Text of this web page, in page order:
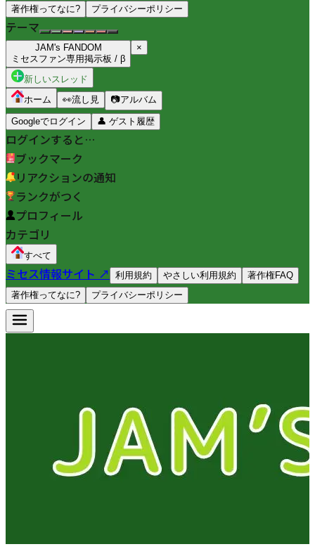
著作権ってなに?
プライバシーポリシー
テーマ
JAM's FANDOM
ミセスファン専用掲示板 / β
×
新しいスレッド
ホーム
👀流し見 📷アルバム
Googleでログイン 👤 ゲスト履歴
ログインすると…
ブックマーク
リアクションの通知
ランクがつく
プロフィール
カテゴリ
すべて
ミセス情報サイト ↗ 利用規約 やさしい利用規約
著作権FAQ
著作権ってなに?
プライバシーポリシー